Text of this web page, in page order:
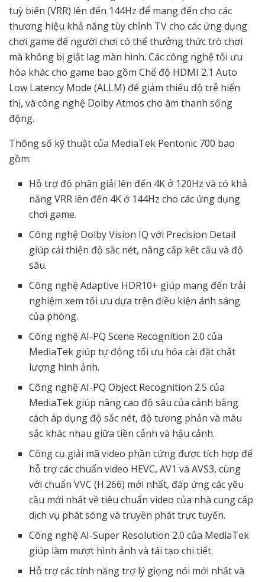
tuỳ biến (VRR) lên đến 144Hz để mang đến cho các
thương hiệu khả năng tùy chỉnh TV cho các ứng dụng
chơi game để người chơi có thể thưởng thức trò chơi
mà không bị giật lag màn hình. Các công nghệ tối ưu
hóa khác cho game bao gồm Chế độ HDMI 2.1 Auto
Low Latency Mode (ALLM) để giảm thiểu độ trễ hiển
thị, và công nghệ Dolby Atmos cho âm thanh sống
động.
Thông số kỹ thuật của MediaTek Pentonic 700 bao
gồm:
Hỗ trợ độ phân giải lên đến 4K ở 120Hz và có khả
năng VRR lên đến 4K ở 144Hz cho các ứng dụng
chơi game.
Công nghệ Dolby Vision IQ với Precision Detail
giúp cải thiện độ sắc nét, nâng cấp kết cấu và độ
sâu.
Công nghệ Adaptive HDR10+ giúp mang đến trải
nghiệm xem tối ưu dựa trên điều kiện ánh sáng
của phòng.
Công nghệ AI-PQ Scene Recognition 2.0 của
MediaTek giúp tự động tối ưu hóa cài đặt chất
lượng hình ảnh.
Công nghệ AI-PQ Object Recognition 2.5 của
MediaTek giúp nâng cao độ sâu của cảnh bằng
cách áp dụng độ sắc nét, độ tương phản và màu
sắc khác nhau giữa tiền cảnh và hậu cảnh.
Công cụ giải mã video phần cứng được tích hợp để
hỗ trợ các chuẩn video HEVC, AV1 và AVS3, cùng
với chuẩn VVC (H.266) mới nhất, đáp ứng các yêu
cầu mới nhất về tiêu chuẩn video của nhà cung cấp
dịch vụ phát sóng và truyền phát trực tuyến.
Công nghệ AI-Super Resolution 2.0 của MediaTek
giúp làm mượt hình ảnh và tái tạo chi tiết.
Hỗ trợ các tính năng trợ lý giọng nói mới nhất và